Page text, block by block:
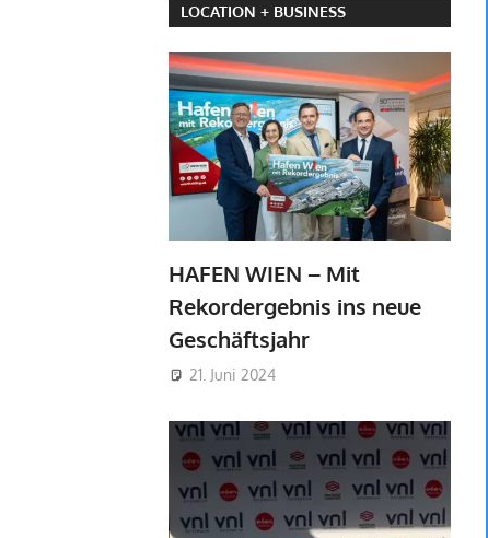
LOCATION + BUSINESS
HAFEN WIEN – Mit
Rekordergebnis ins neue
Geschäftsjahr
21. Juni 2024